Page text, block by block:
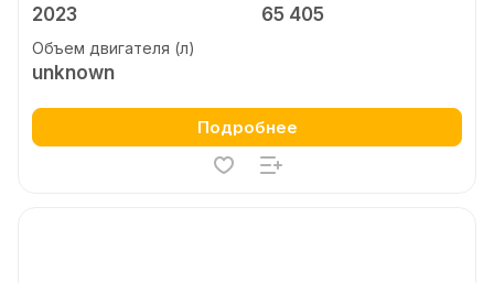
2023 65 405
Объем двигателя (л)
unknown
Подробнее